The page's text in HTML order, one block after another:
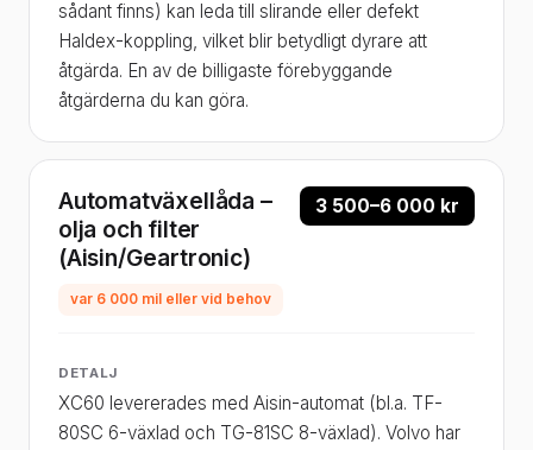
sådant finns) kan leda till slirande eller defekt
Haldex-koppling, vilket blir betydligt dyrare att
åtgärda. En av de billigaste förebyggande
åtgärderna du kan göra.
Automatväxellåda –
olja och filter
(Aisin/Geartronic)
var 6 000 mil eller vid behov
3 500–6 000 kr
DETALJ
XC60 levererades med Aisin-automat (bl.a. TF-
80SC 6-växlad och TG-81SC 8-växlad). Volvo har